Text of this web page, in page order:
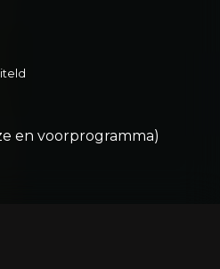
en voorprogramma)